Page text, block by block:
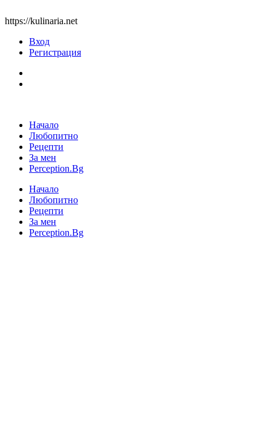
https://kulinaria.net
Вход
Регистрация
Начало
Любопитно
Рецепти
За мен
Perception.Bg
Начало
Любопитно
Рецепти
За мен
Perception.Bg